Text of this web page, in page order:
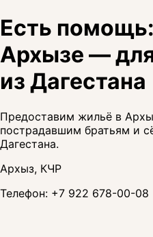
Есть
Архызе —
из Дагестана
Предоставим жильё в
пострадавшим братьям и
Дагестана.
Архыз, КЧР
Телефон: +7 922 678-00-08